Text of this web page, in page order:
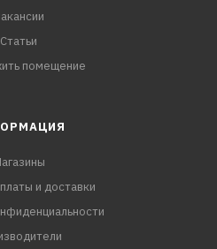
Статьи
помещение
и доставки